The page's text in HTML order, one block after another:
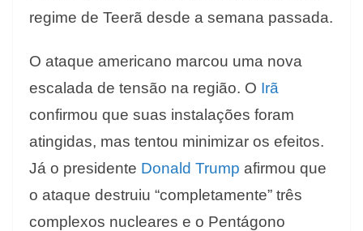
regime de Teerã desde a semana passada.
O ataque americano marcou uma nova
escalada de tensão na região. O Irã
confirmou que suas instalações foram
atingidas, mas tentou minimizar os efeitos.
Já o presidente Donald Trump afirmou que
o ataque destruiu “completamente” três
complexos nucleares e o Pentágono